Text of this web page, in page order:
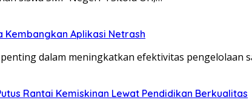
Kembangkan Aplikasi Netrash
dalam meningkatkan efektivitas pengelolaan
Rantai Kemiskinan Lewat Pendidikan Berkualitas